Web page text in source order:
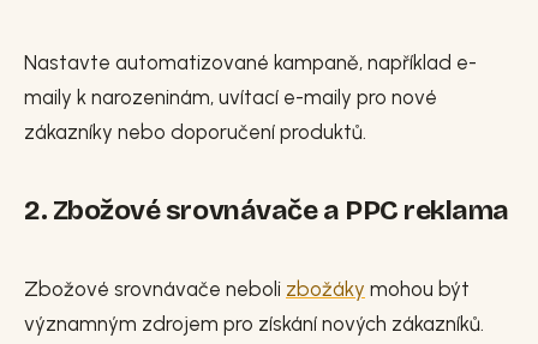
Nastavte automatizované kampaně, například e-
maily k narozeninám, uvítací e-maily pro nové
zákazníky nebo doporučení produktů.
2. Zbožové srovnávače a PPC reklama
Zbožové srovnávače neboli zbožáky mohou být
významným zdrojem pro získání nových zákazníků.